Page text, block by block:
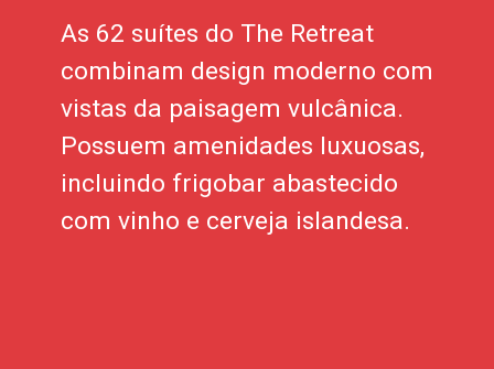
As 62 suítes do The Retreat
combinam design moderno com
vistas da paisagem vulcânica.
Possuem amenidades luxuosas,
incluindo frigobar abastecido
com vinho e cerveja islandesa.